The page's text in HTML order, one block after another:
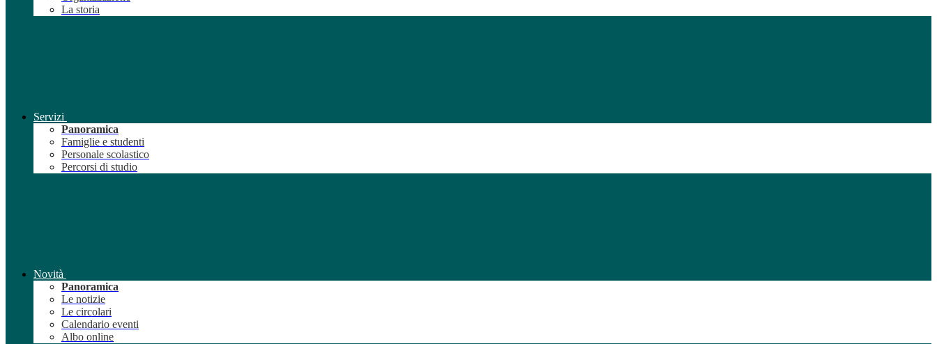
La storia
Servizi
Panoramica
Famiglie e studenti
Personale scolastico
Percorsi di studio
Novità
Panoramica
Le notizie
Le circolari
Calendario eventi
Albo online